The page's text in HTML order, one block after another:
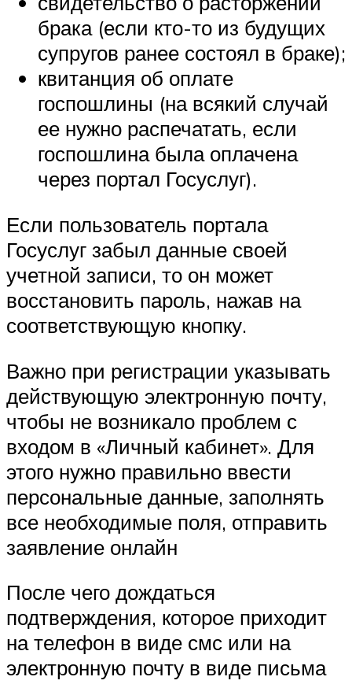
брака (если кто-то из будущих
супругов ранее состоял в браке);
квитанция об оплате
госпошлины (на всякий случай
ее нужно распечатать, если
госпошлина была оплачена
через портал Госуслуг).
Если пользователь портала
Госуслуг забыл данные своей
учетной записи, то он может
восстановить пароль, нажав на
соответствующую кнопку.
Важно при регистрации указывать
действующую электронную почту,
чтобы не возникало проблем с
входом в «Личный кабинет». Для
этого нужно правильно ввести
персональные данные, заполнять
все необходимые поля, отправить
заявление онлайн
После чего дождаться
подтверждения, которое приходит
на телефон в виде смс или на
электронную почту в виде письма